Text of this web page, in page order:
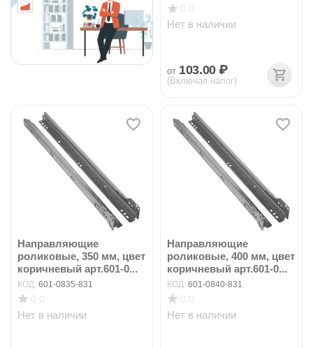
Нет в наличии
от 103.00 ₽
(Включая налог)
Направляющие
роликовые, 350 мм, цвет
коричневый арт.601-0...
КОД: 601-0835-831
Нет в наличии
Направляющие
роликовые, 400 мм, цвет
коричневый арт.601-0...
КОД: 601-0840-831
Нет в наличии